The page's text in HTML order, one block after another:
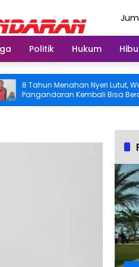
Politik Hukum
Nyeri Lutut, Warga
Kembali Bisa Beraktivitas
Gratis Ditanggung BPJS